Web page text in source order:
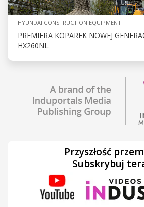
HYUNDAI CONSTRUCTION EQUIPMENT
PREMIERA KOPAREK NOWEJ
HX260NL
Przyszłość
Subskrybuj